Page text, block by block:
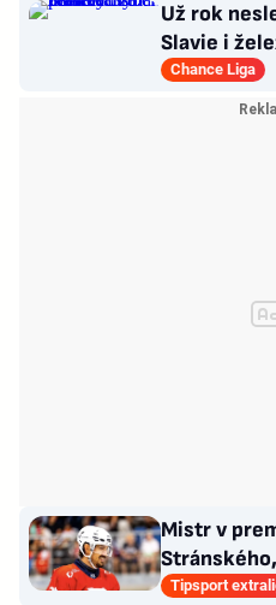
Už rok
Slavie i
pět let?
Chance Liga
Mistr v
pro mě
Tipsport